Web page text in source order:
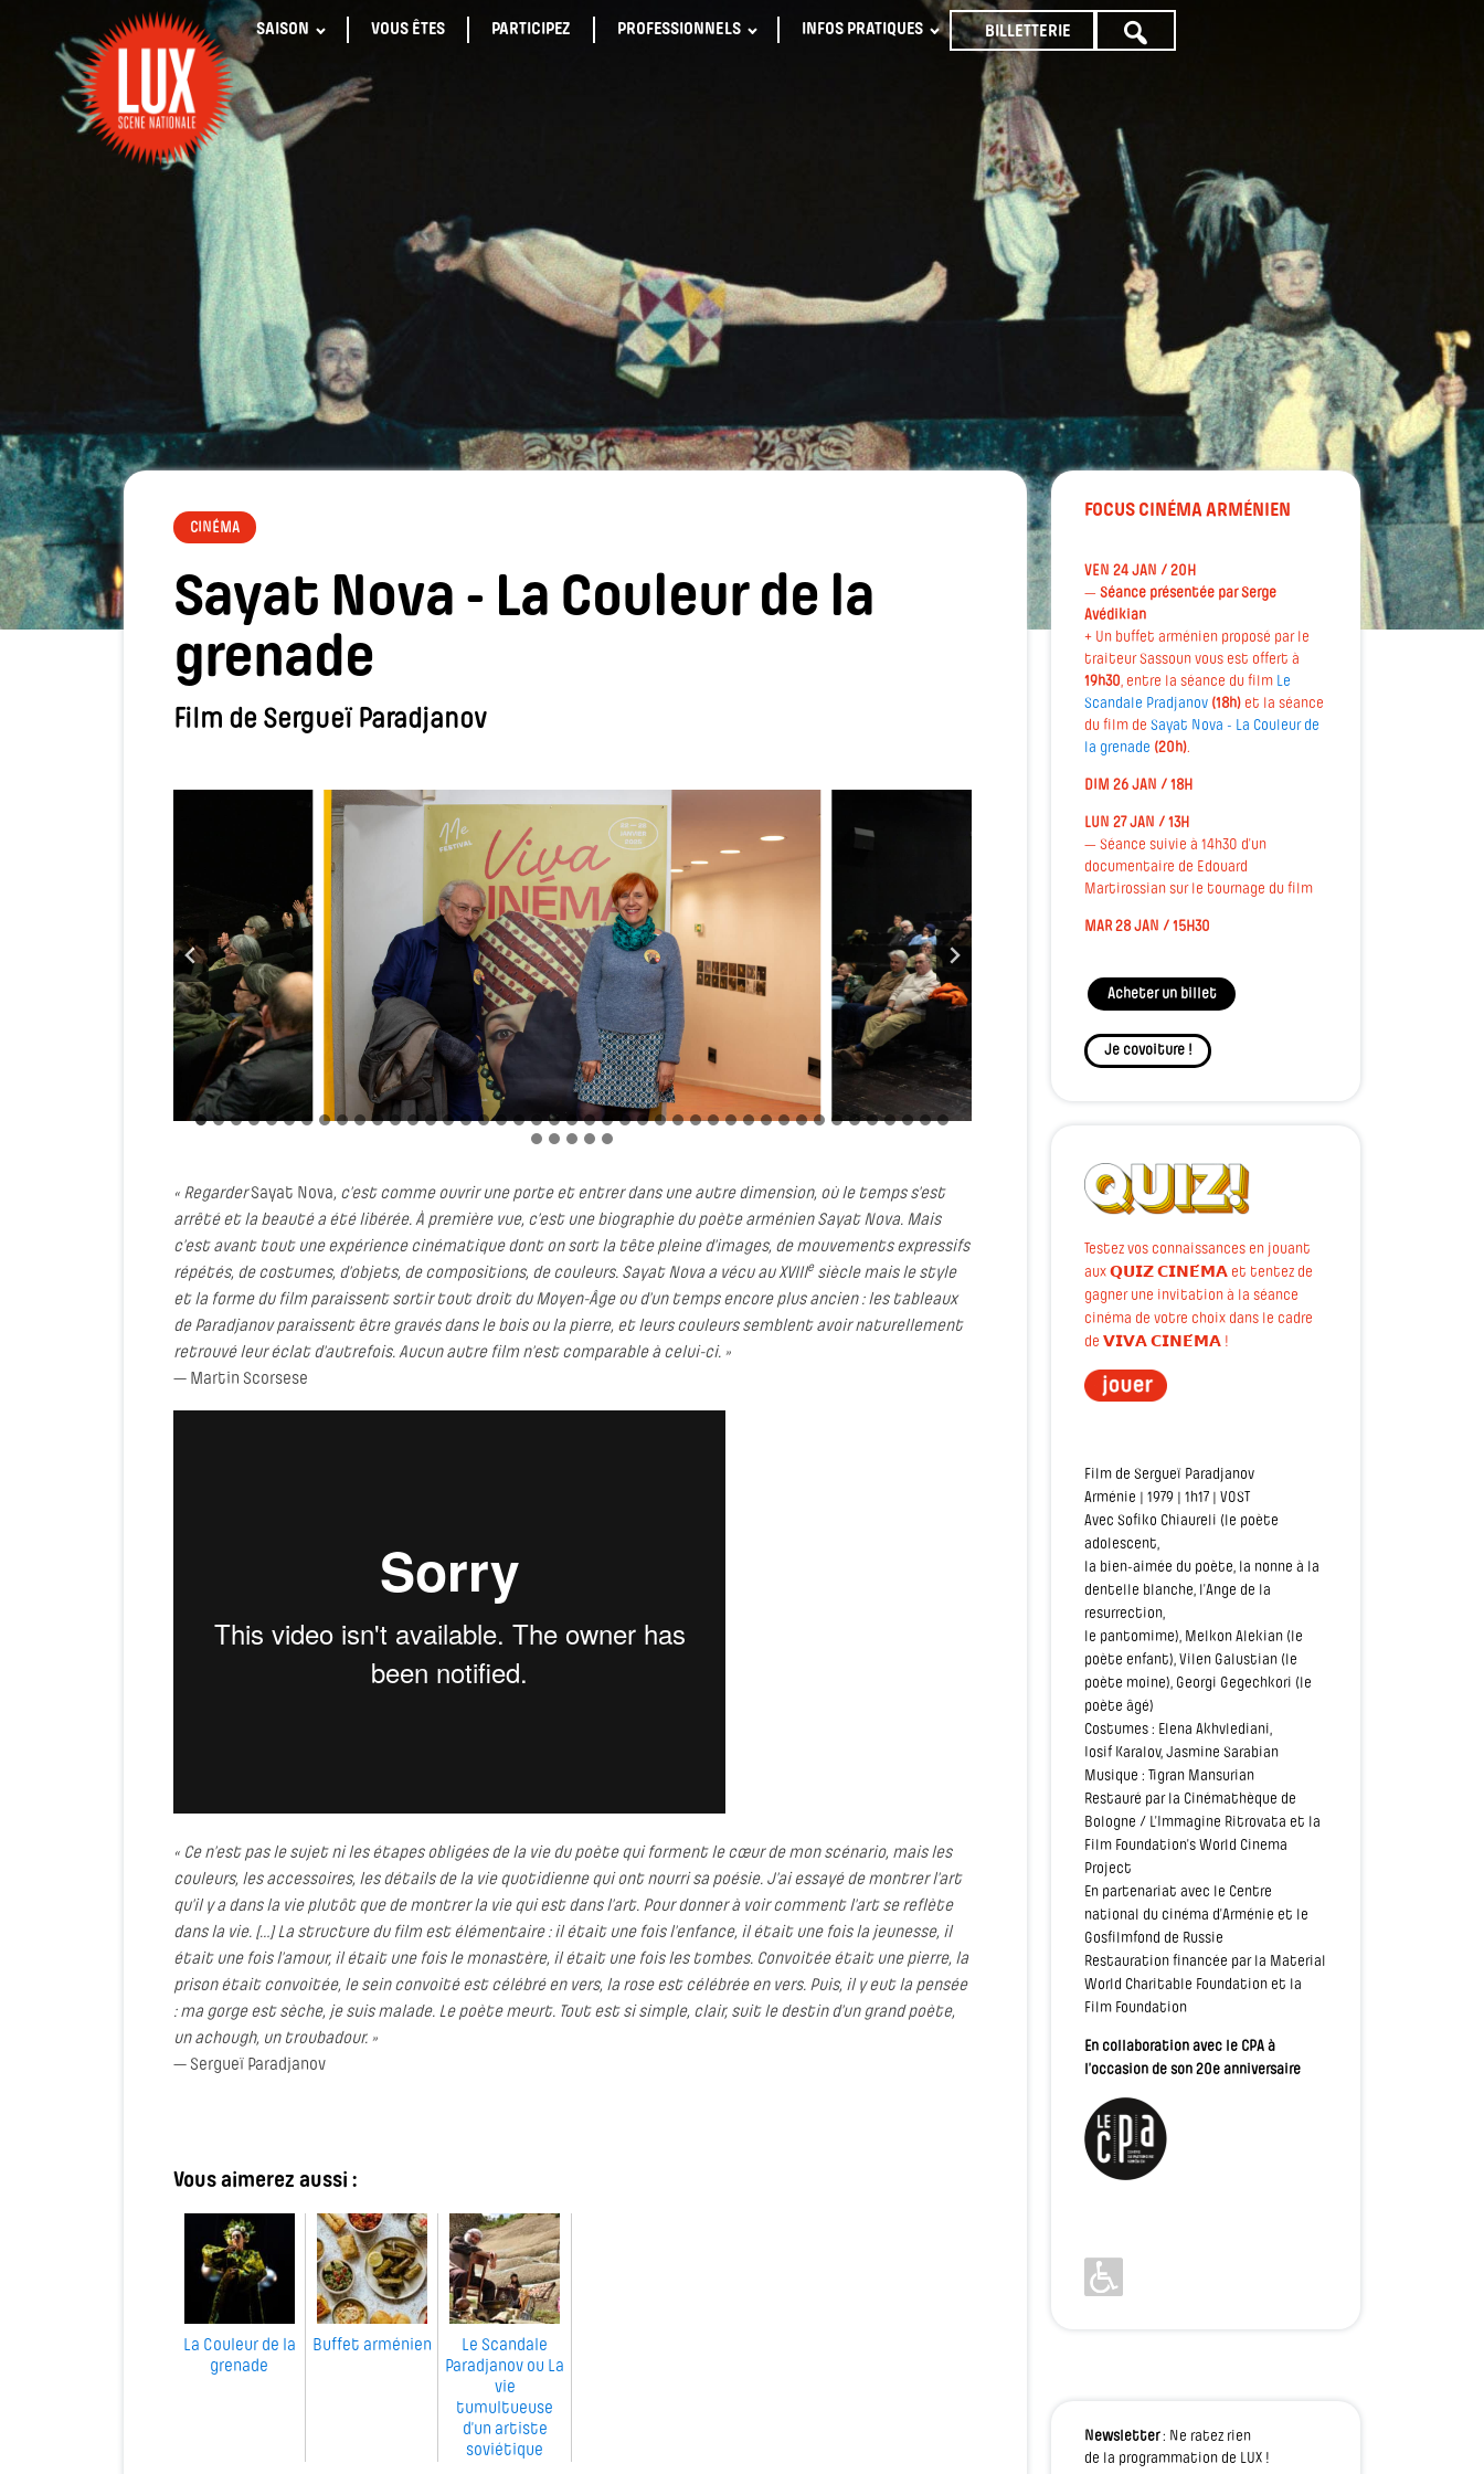
SAISON VOUS ÊTES PARTICIPEZ PROFESSIONNELS INFOS PRATIQUES BILLETTERIE
TOUTE
CINÉMA
Sayat Nova - La Couleur de la
grenade
Film de Sergueï Paradjanov
« RegarderSayat Nova, c’est comme ouvrir une porte et entrer dans une autre dimension, où le temps s’est
arrêté et la beauté a été libérée. À première vue, c’est une biographie du poète arménien Sayat Nova. Mais
c’est avant tout une expérience cinématique dont on sort la tête pleine d’images, de mouvements expressifs
répétés, de costumes, d’objets, de compositions, de couleurs. Sayat Nova a vécu au XVIIIe siècle mais le style
et la forme du film paraissent sortir tout droit du Moyen-Âge ou d’un temps encore plus ancien : les tableaux
de Paradjanov paraissent être gravés dans le bois ou la pierre, et leurs couleurs semblent avoir naturellement
retrouvé leur éclat d’autrefois. Aucun autre film n’est comparable à celui-ci. »
— Martin Scorsese
« Ce n’est pas le sujet ni les étapes obligées de la vie du poète qui forment le cœur de mon scénario, mais les
couleurs, les accessoires, les détails de la vie quotidienne qui ont nourri sa poésie. J’ai essayé de montrer l’art
qu’il y a dans la vie plutôt que de montrer la vie qui est dans l’art. Pour donner à voir comment l’art se reflète
dans la vie. […] La structure du film est élémentaire : il était une fois l’enfance, il était une fois la jeunesse, il
était une fois l’amour, il était une fois le monastère, il était une fois les tombes. Convoitée était une pierre, la
prison était convoitée, le sein convoité est célébré en vers, la rose est célébrée en vers. Puis, il y eut la pensée
: ma gorge est sèche, je suis malade. Le poète meurt. Tout est si simple, clair, suit le destin d’un grand poète,
un achough, un troubadour. »
— Sergueï Paradjanov
Vous aimerez aussi :
La Couleur de la
grenade
Buffet arménien
Le Scandale
Paradjanov ou La
vie
tumultueuse
d’un artiste
soviétique
FOCUS CINÉMA ARMÉNIEN
VEN 24 JAN / 20H
— Séance présentée par Serge
Avédikian
+ Un buffet arménien proposé par le
traiteur Sassoun vous est offert à
19h30, entre la séance du film Le
Scandale Pradjanov (18h) et la séance
du film de Sayat Nova - La Couleur de
la grenade (20h).
DIM 26 JAN / 18H
LUN 27 JAN / 13H
— Séance suivie à 14h30 d’un
documentaire de Edouard
Martirossian sur le tournage du film
MAR 28 JAN / 15H30
Acheter un billet
Je covoiture !
Testez vos connaissances en jouant
aux 𝗤𝗨𝗜𝗭 𝗖𝗜𝗡𝗘́𝗠𝗔 et tentez de
gagner une invitation à la séance
cinéma de votre choix dans le cadre
de 𝗩𝗜𝗩𝗔 𝗖𝗜𝗡𝗘́𝗠𝗔 !
Film de Sergueï Paradjanov
Arménie | 1979 | 1h17 | VOST
Avec Sofiko Chiaureli (le poète
adolescent,
la bien-aimée du poète, la nonne à la
dentelle blanche, l’Ange de la
resurrection,
le pantomime), Melkon Alekian (le
poète enfant), Vilen Galustian (le
poète moine), Georgi Gegechkori (le
poète âgé)
Costumes : Elena Akhvlediani,
Iosif Karalov, Jasmine Sarabian
Musique : Tigran Mansurian
Restauré par la Cinémathèque de
Bologne / L’Immagine Ritrovata et la
Film Foundation’s World Cinema
Project
En partenariat avec le Centre
national du cinéma d’Arménie et le
Gosfilmfond de Russie
Restauration financée par la Material
World Charitable Foundation et la
Film Foundation
En collaboration avec le CPA à
l’occasion de son 20e anniversaire
Newsletter: Ne ratez rien
de la programmation de LUX !